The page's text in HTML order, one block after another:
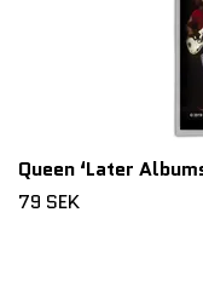
Queen ‘Later
79 SEK